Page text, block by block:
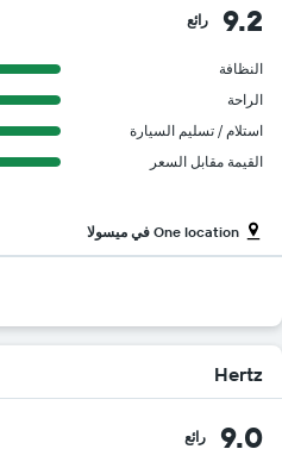
9.2 رائع
النظافة
الراحة
استلام / تسليم السيارة
القيمة مقابل السعر
One location في ميسولا
Hertz
9.0 رائع